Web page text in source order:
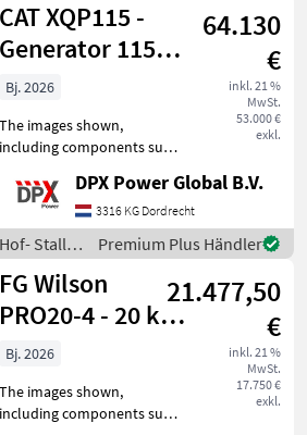
Weidetechnik
/ CAT
CAT XQP115 -
Generator 115
kVA Stage V -
DPX-18125
64.130
€
inkl. 21 %
MwSt.
53.000 €
exkl.
Bj. 2026
The images shown,
including components such
breaker, coolant heater etc.
may differ from the actual
units that are available for
sale.
DPX Power Global B.V.
3316 KG Dordrecht
Hof- Stall-
und
Weidetechnik
/ CAT
Premium Plus Händler
FG Wilson
PRO20-4 - 20 kVA
Genset Stage V -
DPX-16041
21.477,50
€
inkl. 21 %
MwSt.
17.750 €
exkl.
Bj. 2026
The images shown,
including components such